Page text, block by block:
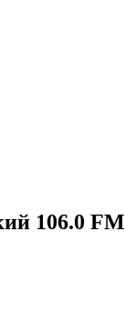
106.0 FM